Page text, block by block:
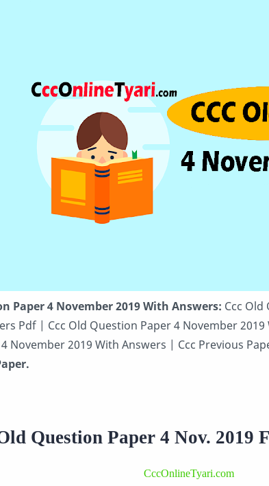
Paper 4 November 2019 With Answers: Ccc Old
Pdf | Ccc Old Question Paper 4 November
November 2019 With Answers | Ccc Previous
Question Paper 4 Nov. 2019
CccOnlineTyari.com